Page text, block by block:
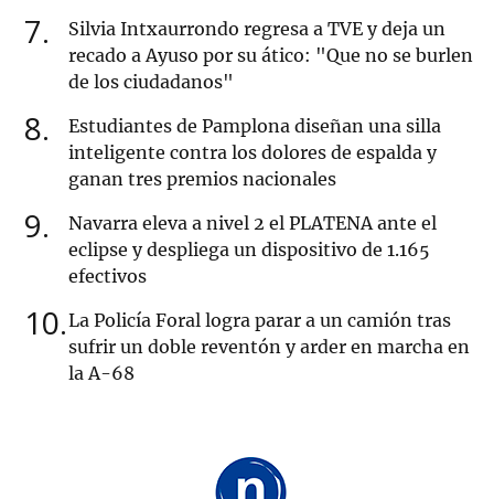
7
Silvia Intxaurrondo regresa a TVE y deja un
recado a Ayuso por su ático: "Que no se burlen
de los ciudadanos"
8
Estudiantes de Pamplona diseñan una silla
inteligente contra los dolores de espalda y
ganan tres premios nacionales
9
Navarra eleva a nivel 2 el PLATENA ante el
eclipse y despliega un dispositivo de 1.165
efectivos
10 La Policía Foral logra parar a un camión tras
sufrir un doble reventón y arder en marcha en
la A-68